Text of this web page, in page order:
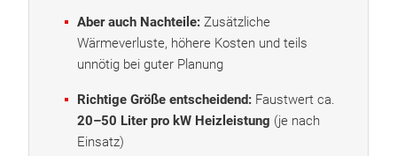
Aber auch Nachteile: Zusätzliche
Wärmeverluste, höhere Kosten und teils
unnötig bei guter Planung
Richtige Größe entscheidend: Faustwert ca.
20–50 Liter pro kW Heizleistung (je nach
Einsatz)